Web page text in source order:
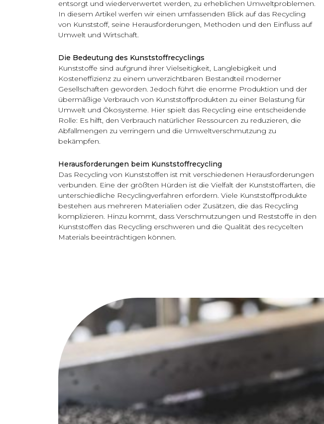
entsorgt und wiederverwertet werden, zu erheblichen Umweltproblemen.
In diesem Artikel werfen wir einen umfassenden Blick auf das Recycling
von Kunststoff, seine Herausforderungen, Methoden und den Einfluss auf
Umwelt und Wirtschaft.
Die Bedeutung des Kunststoffrecyclings
Kunststoffe sind aufgrund ihrer Vielseitigkeit, Langlebigkeit und
Kosteneffizienz zu einem unverzichtbaren Bestandteil moderner
Gesellschaften geworden. Jedoch führt die enorme Produktion und der
übermäßige Verbrauch von Kunststoffprodukten zu einer Belastung für
Umwelt und Ökosysteme. Hier spielt das Recycling eine entscheidende
Rolle: Es hilft, den Verbrauch natürlicher Ressourcen zu reduzieren, die
Abfallmengen zu verringern und die Umweltverschmutzung zu
bekämpfen.
Herausforderungen beim Kunststoffrecycling
Das Recycling von Kunststoffen ist mit verschiedenen Herausforderungen
verbunden. Eine der größten Hürden ist die Vielfalt der Kunststoffarten, die
unterschiedliche Recyclingverfahren erfordern. Viele Kunststoffprodukte
bestehen aus mehreren Materialien oder Zusätzen, die das Recycling
komplizieren. Hinzu kommt, dass Verschmutzungen und Reststoffe in den
Kunststoffen das Recycling erschweren und die Qualität des recycelten
Materials beeinträchtigen können.